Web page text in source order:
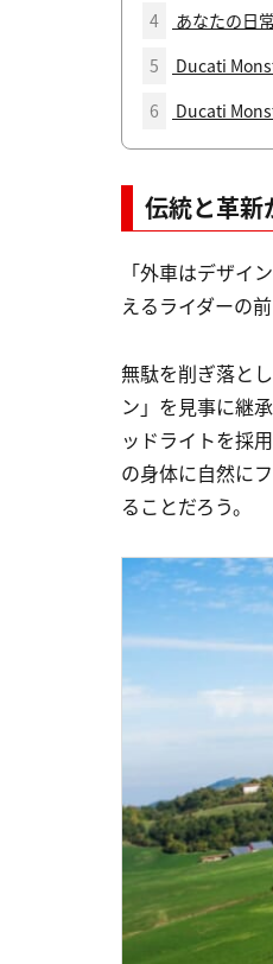
4
あなたの日
5
Ducati
6
Ducati
伝統と革新
「外車はデザイ
えるライダーの
無駄を削ぎ落と
ン」を見事に継
ッドライトを採
の身体に自然に
ることだろう。